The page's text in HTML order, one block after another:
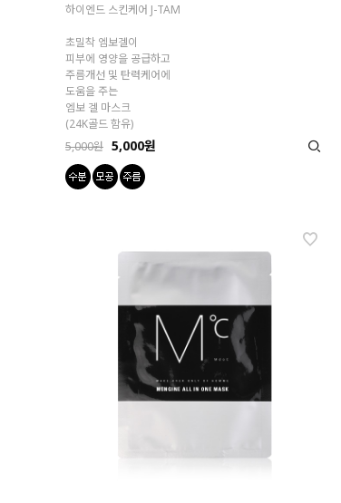
하이엔드 스킨케어 J-TAM
초밀착 엠보겔이
피부에 영양을 공급하고
주름개선 및 탄력케어에
도움을 주는
엠보 겔 마스크
(24K골드 함유)
5,000원 5,000원